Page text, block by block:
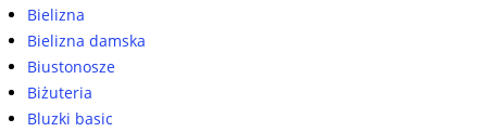
Bielizna
Bielizna damska
Biustonosze
Biżuteria
Bluzki basic